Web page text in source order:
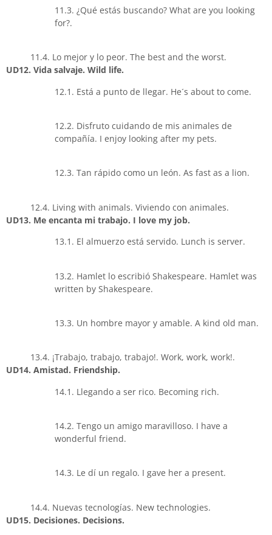
11.3. ¿Qué estás buscando? What are you looking
for?.
11.4. Lo mejor y lo peor. The best and the worst.
UD12. Vida salvaje. Wild life.
12.1. Está a punto de llegar. He´s about to come.
12.2. Disfruto cuidando de mis animales de
compañía. I enjoy looking after my pets.
12.3. Tan rápido como un león. As fast as a lion.
12.4. Living with animals. Viviendo con animales.
UD13. Me encanta mi trabajo. I love my job.
13.1. El almuerzo está servido. Lunch is server.
13.2. Hamlet lo escribió Shakespeare. Hamlet was
written by Shakespeare.
13.3. Un hombre mayor y amable. A kind old man.
13.4. ¡Trabajo, trabajo, trabajo!. Work, work, work!.
UD14. Amistad. Friendship.
14.1. Llegando a ser rico. Becoming rich.
14.2. Tengo un amigo maravilloso. I have a
wonderful friend.
14.3. Le dí un regalo. I gave her a present.
14.4. Nuevas tecnologías. New technologies.
UD15. Decisiones. Decisions.